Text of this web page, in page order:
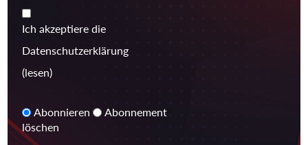
Ich akzeptiere die
Datenschutzerklärung
(lesen)
Abonnieren
Abonnement
löschen